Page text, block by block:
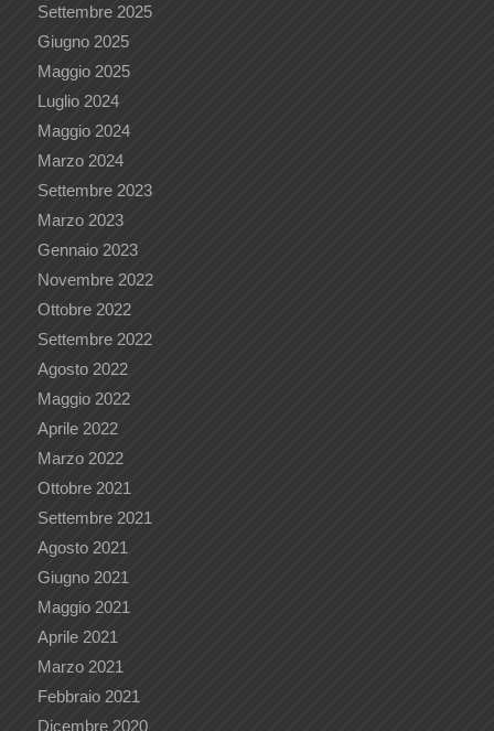
Settembre 2025
Giugno 2025
Maggio 2025
Luglio 2024
Maggio 2024
Marzo 2024
Settembre 2023
Marzo 2023
Gennaio 2023
Novembre 2022
Ottobre 2022
Settembre 2022
Agosto 2022
Maggio 2022
Aprile 2022
Marzo 2022
Ottobre 2021
Settembre 2021
Agosto 2021
Giugno 2021
Maggio 2021
Aprile 2021
Marzo 2021
Febbraio 2021
Dicembre 2020